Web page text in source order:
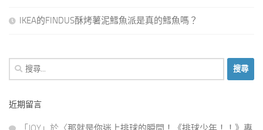
IKEA的FINDUS酥烤薯泥鱈魚派是真的鱈魚嗎？
搜
尋
鍵
近期留言